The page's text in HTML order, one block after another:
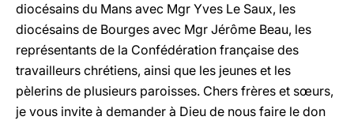
diocésains du Mans avec Mgr Yves Le Saux, les
diocésains de Bourges avec Mgr Jérôme Beau, les
représentants de la Confédération française des
travailleurs chrétiens, ainsi que les jeunes et les
pèlerins de plusieurs paroisses. Chers frères et sœurs,
je vous invite à demander à Dieu de nous faire le don